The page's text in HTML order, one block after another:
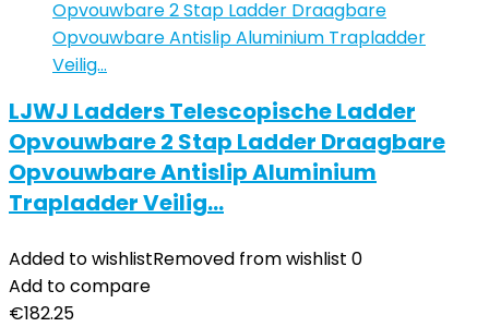
LJWJ Ladders Telescopische Ladder
Opvouwbare 2 Stap Ladder Draagbare
Opvouwbare Antislip Aluminium
Trapladder Veilig…
Added to wishlistRemoved from wishlist 0
Add to compare
€182.25